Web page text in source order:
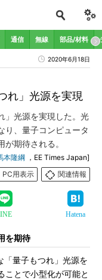
通信 無線 部品/材料
2020年6月18日
れ」光源を実現
」光源を実現した。光
り、量子コンピュータ
期待される。
本隆綱 ，EE Times Japan]
PC用表示
関連情報
Hatena
を期待
量子もつれ」光源を
ことで小型化が可能と